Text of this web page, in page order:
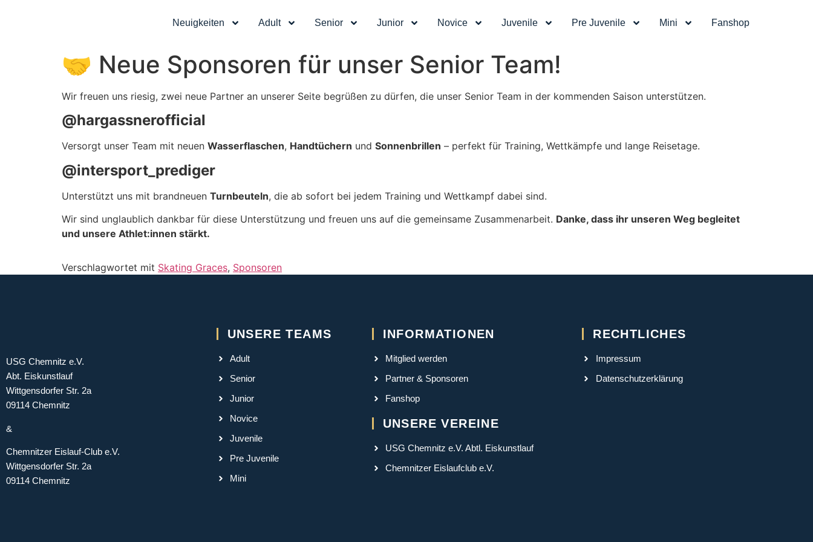
Neuigkeiten Adult Senior Junior Novice Juvenile Pre Juvenile Mini Fanshop
🤝 Neue Sponsoren für unser Senior Team!
Wir freuen uns riesig, zwei neue Partner an unserer Seite begrüßen zu dürfen, die unser Senior Team in der kommenden Saison unterstützen.
@hargassnerofficial
Versorgt unser Team mit neuen Wasserflaschen, Handtüchern und Sonnenbrillen – perfekt für Training, Wettkämpfe und lange Reisetage.
@intersport_prediger
Unterstützt uns mit brandneuen Turnbeuteln, die ab sofort bei jedem Training und Wettkampf dabei sind.
Wir sind unglaublich dankbar für diese Unterstützung und freuen uns auf die gemeinsame Zusammenarbeit. Danke, dass ihr unseren Weg begleitet
und unsere Athlet:innen stärkt.
Verschlagwortet mit Skating Graces, Sponsoren
USG Chemnitz e.V.
Abt. Eiskunstlauf
Wittgensdorfer Str. 2a
09114 Chemnitz
&
Chemnitzer Eislauf-Club e.V.
Wittgensdorfer Str. 2a
09114 Chemnitz
UNSERE TEAMS
Adult
Senior
Junior
Novice
Juvenile
Pre Juvenile
Mini
INFORMATIONEN
Mitglied werden
Partner & Sponsoren
Fanshop
UNSERE VEREINE
USG Chemnitz e.V. Abtl. Eiskunstlauf
Chemnitzer Eislaufclub e.V.
RECHTLICHES
Impressum
Datenschutzerklärung